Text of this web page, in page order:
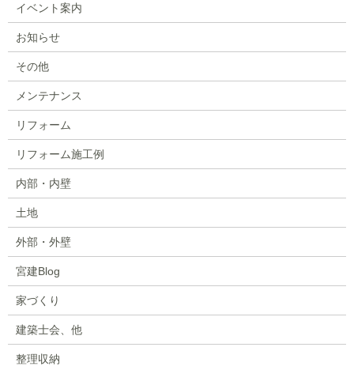
イベント案内
お知らせ
その他
メンテナンス
リフォーム
リフォーム施工例
内部・内壁
土地
外部・外壁
宮建Blog
家づくり
建築士会、他
整理収納